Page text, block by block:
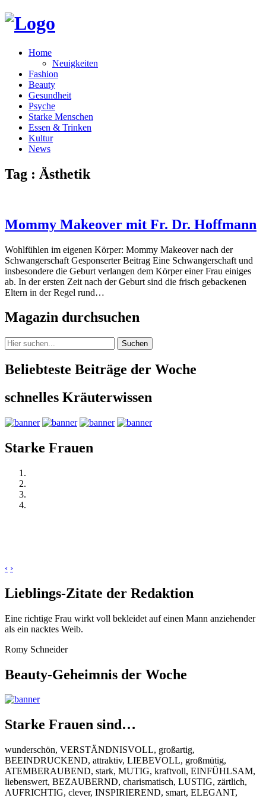
Home
Neuigkeiten
Fashion
Beauty
Gesundheit
Psyche
Starke Menschen
Essen & Trinken
Kultur
News
Tag : Ästhetik
Mommy Makeover mit Fr. Dr. Hoffmann
Wohlfühlen im eigenen Körper: Mommy Makeover nach der
Schwangerschaft Gesponserter Beitrag Eine Schwangerschaft und
insbesondere die Geburt verlangen dem Körper einer Frau einiges
ab. In der ersten Zeit nach der Geburt sind die frisch gebackenen
Eltern in der Regel rund…
Magazin durchsuchen
Suchen
Beliebteste Beiträge der Woche
schnelles Kräuterwissen
Starke Frauen
‹ ›
Lieblings-Zitate der Redaktion
Eine richtige Frau wirkt voll bekleidet auf einen Mann anziehender
als ein nacktes Weib.
Romy Schneider
Beauty-Geheimnis der Woche
Starke Frauen sind…
wunderschön, VERSTÄNDNISVOLL, großartig,
BEEINDRUCKEND, attraktiv, LIEBEVOLL, großmütig,
ATEMBERAUBEND, stark, MUTIG, kraftvoll, EINFÜHLSAM,
liebenswert, BEZAUBERND, charismatisch, LUSTIG, zärtlich,
AUFRICHTIG, clever, INSPIRIEREND, smart, ELEGANT,